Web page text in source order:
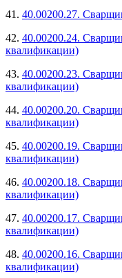
41. 40.00200.27.
42. 40.00200.24.
квалификации)
43. 40.00200.23.
квалификации)
44. 40.00200.20.
квалификации)
45. 40.00200.19.
квалификации)
46. 40.00200.18.
квалификации)
47. 40.00200.17.
квалификации)
48. 40.00200.16.
квалификации)